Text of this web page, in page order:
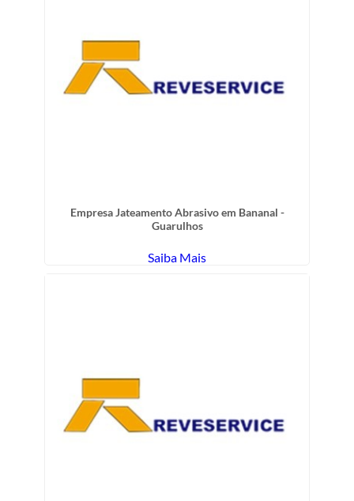
Empresa Jateamento Abrasivo em Bananal -
Guarulhos
Saiba Mais